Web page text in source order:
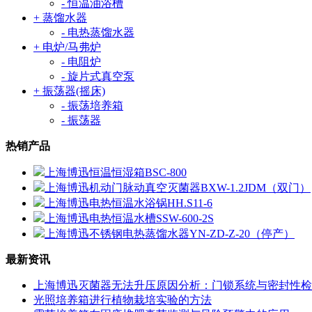
- 恒温油浴槽
+ 蒸馏水器
- 电热蒸馏水器
+ 电炉/马弗炉
- 电阻炉
- 旋片式真空泵
+ 振荡器(摇床)
- 振荡培养箱
- 振荡器
热销产品
上海博迅恒温恒湿箱BSC-800
上海博迅机动门脉动真空灭菌器BXW-1.2JDM（双门）
上海博迅电热恒温水浴锅HH.S11-6
上海博迅电热恒温水槽SSW-600-2S
上海博迅不锈钢电热蒸馏水器YN-ZD-Z-20（停产）
最新资讯
上海博迅灭菌器无法升压原因分析：门锁系统与密封性
光照培养箱进行植物栽培实验的方法